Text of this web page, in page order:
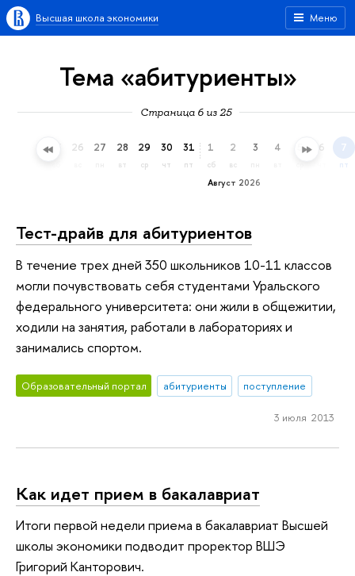
Меню
Высшая школа экономики
Тема «абитуриенты»
Страница 6 из 25
25 26 27 28
вт
29
ср
30
чт
31
пт
Август 2026
1
сб
2
вс
3 4 5 6 7
пт
Тест-драйв для абитуриентов
В течение трех дней 350 школьников 10-11 классов
могли почувствовать себя студентами Уральского
федерального университета: они жили в общежитии,
ходили на занятия, работали в лабораториях и
занимались спортом.
Образовательный портал абитуриенты поступление
3 июля 2013
Как идет прием в бакалавриат
Итоги первой недели приема в бакалавриат Высшей
школы экономики подводит проректор ВШЭ
Григорий Канторович.